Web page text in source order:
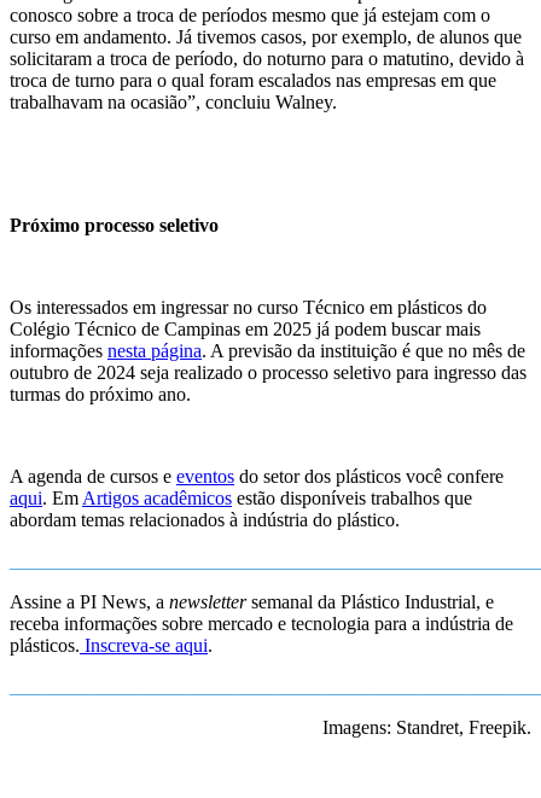
conosco sobre a troca de períodos mesmo que já estejam com o
curso em andamento. Já tivemos casos, por exemplo, de alunos que
solicitaram a troca de período, do noturno para o matutino, devido à
troca de turno para o qual foram escalados nas empresas em que
trabalhavam na ocasião”, concluiu Walney.
Próximo processo seletivo
Os interessados em ingressar no curso Técnico em plásticos do
Colégio Técnico de Campinas em 2025 já podem buscar mais
informações nesta página. A previsão da instituição é que no mês de
outubro de 2024 seja realizado o processo seletivo para ingresso das
turmas do próximo ano.
A agenda de cursos e eventos do setor dos plásticos você confere
aqui. EmArtigos acadêmicos estão disponíveis trabalhos que
abordam temas relacionados à indústria do plástico.
Assine a PI News, a newslettersemanal da Plástico Industrial, e
receba informações sobre mercado e tecnologia para a indústria de
plásticos. Inscreva-se aqui.
Imagens: Standret, Freepik.